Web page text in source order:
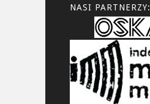
NASI PARTNERZY: